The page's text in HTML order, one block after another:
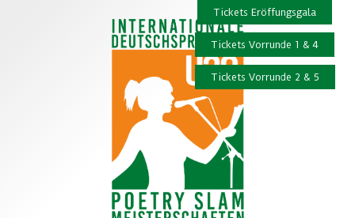
Tickets Eröffungsgala
Tickets Vorrunde 1 & 4
Tickets Vorrunde 2 & 5